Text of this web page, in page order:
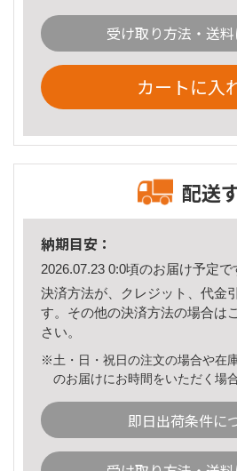
受け取り方法・送
カートに入
配送
納期目安：
2026.07.23 0:0頃のお届け予定で
決済方法が、クレジット、代金
す。その他の決済方法の場合は
さい。
※土・日・祝日の注文の場合や在
のお届けにお時間をいただく場
即日出荷条件に